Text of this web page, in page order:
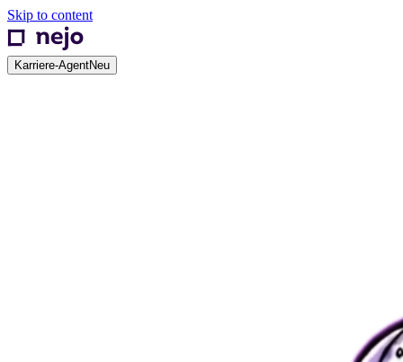
Skip to content
Karriere-AgentNeu